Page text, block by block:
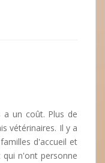
un coût. Plus de
vétérinaires. Il y a
d'accueil et
n'ont personne